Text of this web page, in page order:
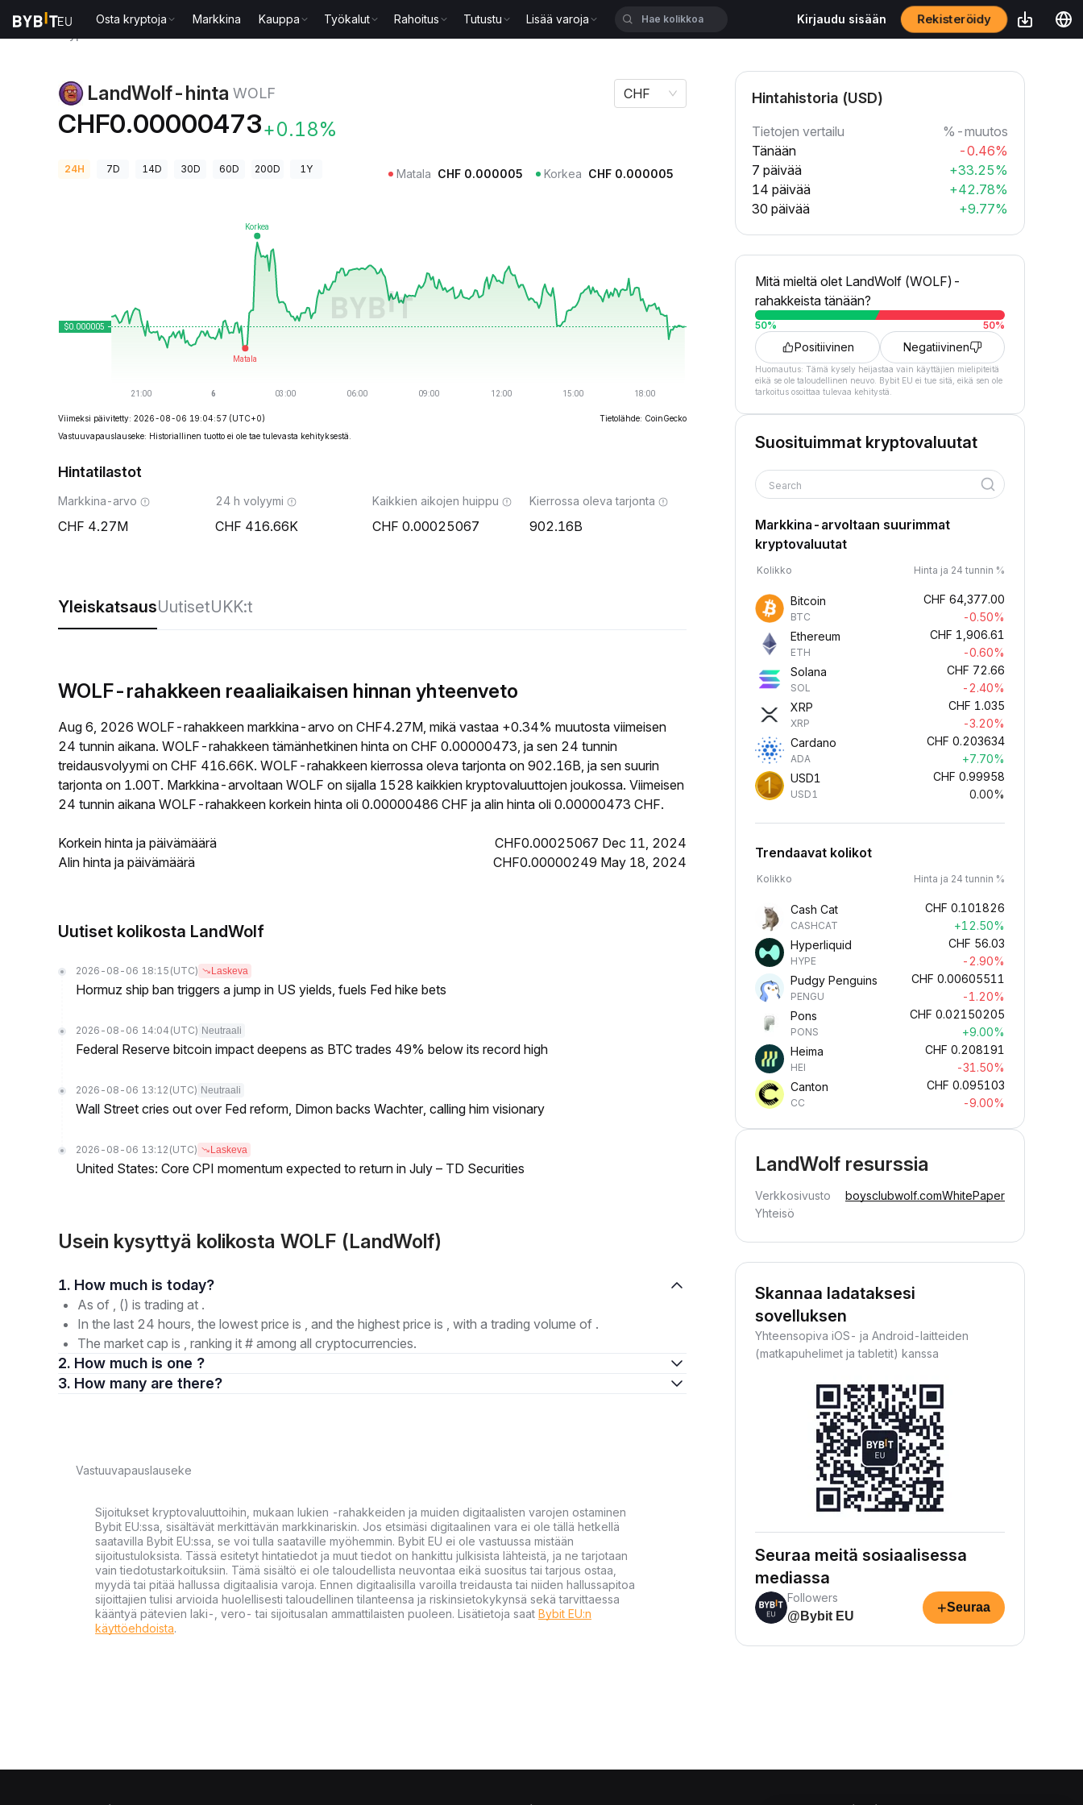
Osta kryptoja Markkina Kauppa Työkalut Rahoitus Tutustu Lisää varoja Kirjaudu sisään
Rekisteröidy
LandWolf-hinta WOLF
CHF0.00000473+0.18%
CHF
24H 7D 14D 30D 60D 200D 1Y Matala CHF 0.000005 Korkea CHF 0.000005
Viimeksi päivitetty: 2026-08-06 19:04:57 (UTC+0)
Tietolähde: CoinGecko
Vastuuvapauslauseke: Historiallinen tuotto ei ole tae tulevasta kehityksestä.
Hintatilastot
Markkina-arvo
4.27M
24 h volyymi
416.66K
Kaikkien aikojen huippu
0.00025067
Kierrossa oleva tarjonta
902.16B
YleiskatsausUutisetUKK:t
WOLF-rahakkeen reaaliaikaisen hinnan yhteenveto
Aug 6, 2026 WOLF-rahakkeen markkina-arvo on CHF4.27M, mikä vastaa +0.34% muutosta viimeisen
24 tunnin aikana. WOLF-rahakkeen tämänhetkinen hinta on CHF 0.00000473, ja sen 24 tunnin
treidausvolyymi on CHF 416.66K. WOLF-rahakkeen kierrossa oleva tarjonta on 902.16B, ja sen suurin
tarjonta on 1.00T. Markkina-arvoltaan WOLF on sijalla 1528 kaikkien kryptovaluuttojen joukossa. Viimeisen
24 tunnin aikana WOLF-rahakkeen korkein hinta oli 0.00000486 CHF ja alin hinta oli 0.00000473 CHF.
Korkein hinta ja päivämäärä
CHF0.00025067 Dec 11, 2024
Alin hinta ja päivämäärä
CHF0.00000249 May 18, 2024
Uutiset kolikosta LandWolf
2026-08-06 18:15 (UTC) Laskeva
Hormuz ship ban triggers a jump in US yields, fuels Fed hike bets
2026-08-06 14:04 (UTC) Neutraali
Federal Reserve bitcoin impact deepens as BTC trades 49% below its record high
2026-08-06 13:12 (UTC) Neutraali
Wall Street cries out over Fed reform, Dimon backs Wachter, calling him visionary
2026-08-06 13:12 (UTC) Laskeva
United States: Core CPI momentum expected to return in July – TD Securities
Usein kysyttyä kolikosta WOLF (LandWolf)
1. How much is today?
As of , () is trading at .
In the last 24 hours, the lowest price is , and the highest price is , with a trading volume of .
The market cap is , ranking it # among all cryptocurrencies.
2. How much is one ?
3. How many are there?
Vastuuvapauslauseke
Sijoitukset kryptovaluuttoihin, mukaan lukien -rahakkeiden ja muiden digitaalisten varojen ostaminen
Bybit EU:ssa, sisältävät merkittävän markkinariskin. Jos etsimäsi digitaalinen vara ei ole tällä hetkellä
saatavilla Bybit EU:ssa, se voi tulla saataville myöhemmin. Bybit EU ei ole vastuussa mistään
sijoitustuloksista. Tässä esitetyt hintatiedot ja muut tiedot on hankittu julkisista lähteistä, ja ne tarjotaan
vain tiedotustarkoituksiin. Tämä sisältö ei ole taloudellista neuvontaa eikä suositus tai tarjous ostaa,
myydä tai pitää hallussa digitaalisia varoja. Ennen digitaalisilla varoilla treidausta tai niiden hallussapitoa
sijoittajien tulisi arvioida huolellisesti taloudellinen tilanteensa ja riskinsietokykynsä sekä tarvittaessa
kääntyä pätevien laki-, vero- tai sijoitusalan ammattilaisten puoleen. Lisätietoja saat Bybit EU:n
käyttöehdoista.
Hintahistoria (USD)
Tietojen vertailu
%-muutos
Tänään
-0.46%
7 päivää
+33.25%
14 päivää
+42.78%
30 päivää
+9.77%
Mitä mieltä olet LandWolf (WOLF)-
rahakkeista tänään?
50% 50%
Positiivinen Negatiivinen
Huomautus: Tämä kysely heijastaa vain käyttäjien mielipiteitä
eikä se ole taloudellinen neuvo. Bybit EU ei tue sitä, eikä sen ole
tarkoitus osoittaa tulevaa kehitystä.
Suosituimmat kryptovaluutat
Search
Markkina-arvoltaan suurimmat
kryptovaluutat
Kolikko Hinta ja 24 tunnin %
Bitcoin
BTC
CHF 64,377.00
-0.50%
Ethereum
ETH
CHF 1,906.61
-0.60%
Solana
SOL
CHF 72.66
-2.40%
XRP
XRP
CHF 1.035
-3.20%
Cardano
ADA
CHF 0.203634
+7.70%
USD1
USD1
CHF 0.99958
0.00%
Trendaavat kolikot
Kolikko Hinta ja 24 tunnin %
Cash Cat
CASHCAT
CHF 0.101826
+12.50%
Hyperliquid
HYPE
CHF 56.03
-2.90%
Pudgy Penguins
PENGU
CHF 0.00605511
-1.20%
Pons
PONS
CHF 0.02150205
+9.00%
Heima
HEI
CHF 0.208191
-31.50%
Canton
CC
CHF 0.095103
-9.00%
LandWolf resurssia
Verkkosivusto boysclubwolf.comWhitePaper
Yhteisö
Skannaa ladataksesi
sovelluksen
Yhteensopiva iOS- ja Android-laitteiden
(matkapuhelimet ja tabletit) kanssa
Seuraa meitä sosiaalisessa
mediassa
Followers
@Bybit EU
+Seuraa